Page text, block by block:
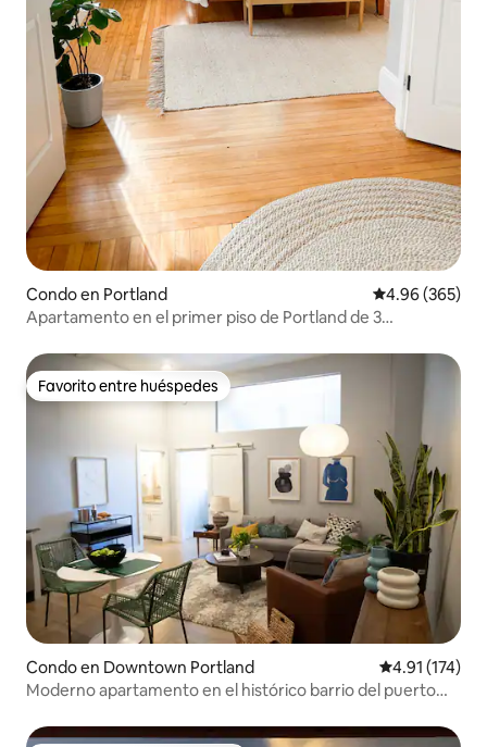
Condo en Portland Calificación
4.96 (365)
Apartamento en el primer piso de Portland de 3
Favorito entre huéspedes
Favorito entre huéspedes
Condo en Downtown Portland Calificación
4.91 (174)
Moderno apartamento en el histórico barrio del puerto